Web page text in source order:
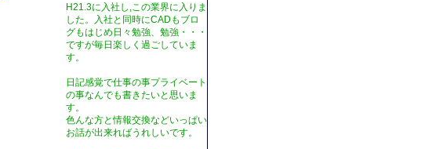
H21.3に入社し,この業界に入りま
した。入社と同時にCADもブロ
グもはじめ日々勉強、勉強・・・
ですが毎日楽しく過ごしていま
す。
日記感覚で仕事の事プライベート
の事なんでも書きたいと思いま
す。
色んな方と情報交換などいっぱい
お話が出来ればうれしいです。